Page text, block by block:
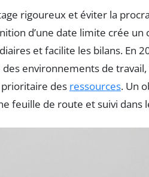
rigoureux et éviter la
d’une date limite crée
et facilite les bilans. En
environnements de
des ressources. Un
feuille de route et suivi dans